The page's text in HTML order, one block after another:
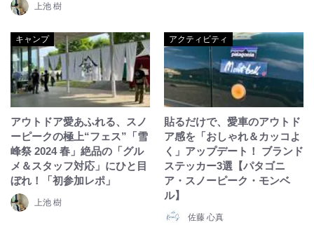
上池 樹
キャンプ
アウトドア愛あふれる、スノ
ーピークの極上“フェス”「雪
峰祭 2024 春」絶品の「グル
メ＆スタッフ対応」にひと目
ぼれ！「初参加レポ」
上池 樹
アクティビティ
貼るだけで、愛車のアウトド
ア感を「おしゃれ＆カッコよ
く」アップデート！ ブランド
ステッカー3選【パタゴニ
ア・スノーピーク・モンベ
ル】
佐藤 心真